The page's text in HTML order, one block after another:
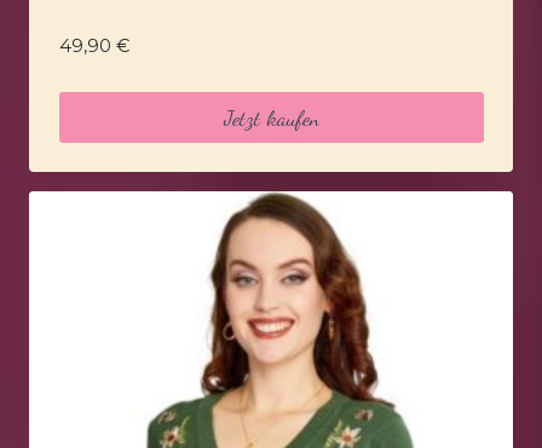
49,90 €
Jetzt kaufen